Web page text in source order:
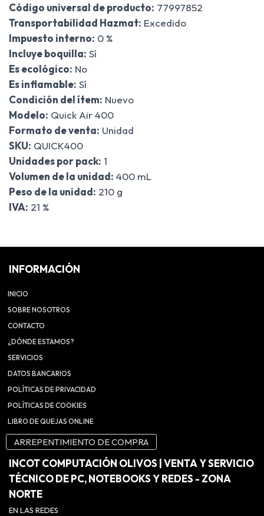
Código universal de producto: 77997852
Transportabilidad Hazmat: Excedido
Impuesto interno: 0 %
Incluye boquilla: Sí
Es ecológico: No
Es inflamable: Sí
Condición del ítem: Nuevo
Modelo: Quick Air 400
Formato de venta: Unidad
SKU: QUICK400
Unidades por pack: 1
Volumen de la unidad: 400 mL
Peso de la unidad: 210 g
IVA: 21 %
INFORMACIÓN
INICIO
SOBRE NOSOTROS
CONTACTO
¿DÓNDE ESTAMOS?
SERVICIOS
DATOS BANCARIOS
POLÍTICAS DE PRIVACIDAD
POLÍTICAS DE COOKIES
LIBRO DE QUEJAS ONLINE
ARREPENTIMIENTO DE COMPRA
INCOT COMPUTACIÓN OLIVOS | VENTA Y SERVICIO
TÉCNICO DE PC, NOTEBOOKS Y REDES - ZONA
NORTE
EN LAS REDES